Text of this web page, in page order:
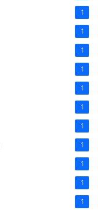
1
1
1
1
1
1
1
1
1
1
1